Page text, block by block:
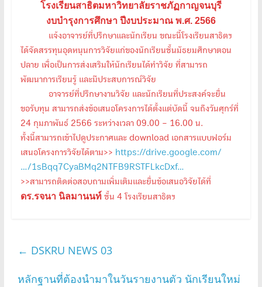
โรงเรียนสาธิตมหาวิทยาลัยราชภัฏกาญจนบุรี
งบบำรุงการศึกษา ปีงบประมาณ พ.ศ. 2566
แจ้งอาจารย์ที่ปรึกษาและนักเรียน ขณะนี้โรงเรียนสาธิตฯ
ได้จัดสรรทุนอุดหนุนการวิจัยแก่ของนักเรียนชั้นมัธยมศึกษาตอน
ปลาย เพื่อเป็นการส่งเสริมให้นักเรียนได้ทำวิจัย ที่สามารถ
พัฒนาการเรียนรู้ และมีประสบการณ์วิจัย
อาจารย์ที่ปรึกษางานวิจัย และนักเรียนที่ประสงค์จะยื่น
ขอรับทุน สามารถส่งข้อเสนอโครงการได้ตั้งแต่บัดนี้ จนถึงวันศุกร์ที่
24 กุมภาพันธ์ 2566 ระหว่างเวลา 09.00 – 16.00 น.
ทั้งนี้สามารถเข้าไปดูประกาศและ download เอกสารแบบฟอร์ม
เสนอโครงการวิจัยได้ตาม>> https://drive.google.com/
…/1sBqq7CyaBMq2NTFB9RSTFLkcDxf…
>>สามารถติดต่อสอบถามเพิ่มเติมและยื่นข้อเสนอวิจัยได้ที่
ดร.รจนา นิลมานนท์ชั้น 4 โรงเรียนสาธิตฯ
← DSKRU NEWS 03
หลักฐานที่ต้องนำมาในวันรายงานตัว นักเรียนใหม่